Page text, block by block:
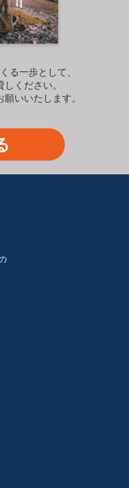
る一歩として、
ください。
いいたします。